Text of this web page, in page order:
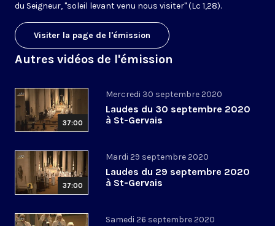
du Seigneur, "soleil levant venu nous visiter" (Lc 1,28).
Visiter la page de l'émission
Autres vidéos de l'émission
37:00
Mercredi 30 septembre 2020
Laudes du 30 septembre 2020
à St-Gervais
37:00
Mardi 29 septembre 2020
Laudes du 29 septembre 2020
à St-Gervais
Samedi 26 septembre 2020